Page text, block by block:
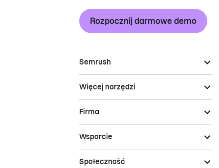
Rozpocznij darmowe demo
Semrush
Więcej narzędzi
Firma
Wsparcie
Społeczność